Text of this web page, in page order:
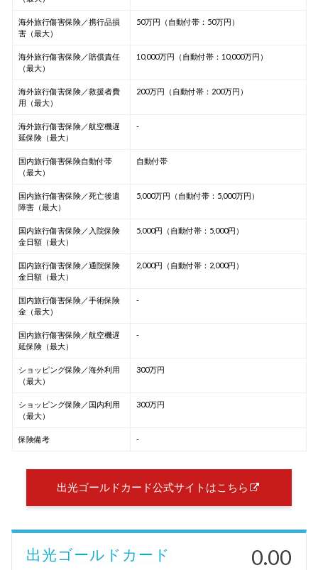
海外旅行傷害保険／携行品損
害（最大）
50万円（自動付帯：50万円）
海外旅行傷害保険／賠償責任
（最大）
10,000万円（自動付帯：10,000万円）
海外旅行傷害保険／救援者費
用（最大）
200万円（自動付帯：200万円）
海外旅行傷害保険／航空機遅
延保険（最大）
-
国内旅行傷害保険自動付帯
（最大）
自動付帯
国内旅行傷害保険／死亡後遺
障害（最大）
5,000万円（自動付帯：5,000万円）
国内旅行傷害保険／入院保険
金日額（最大）
5,000円（自動付帯：5,000円）
国内旅行傷害保険／通院保険
金日額（最大）
2,000円（自動付帯：2,000円）
国内旅行傷害保険／手術保険
金（最大）
-
国内旅行傷害保険／航空機遅
延保険（最大）
-
ショッピング保険／海外利用
（最大）
300万円
ショッピング保険／国内利用
（最大）
300万円
保険備考 -
出光ゴールドカード公式サイトはこちら
出光ゴールドカード 0.00